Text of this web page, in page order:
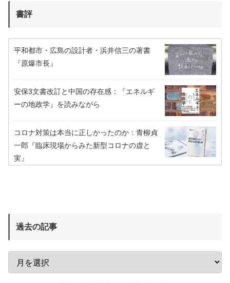
書評
平和都市・広島の設計者・浜井信三の著書
『原爆市長』
安保3文書改訂と中国の存在感：『エネルギ
ーの地政学』を読みながら
コロナ対策は本当に正しかったのか：青柳貞
一郎『臨床現場からみた新型コロナの虚と
実』
過去の記事